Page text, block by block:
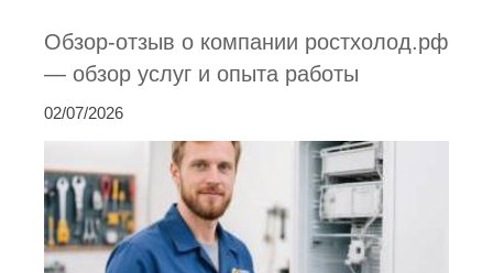
Обзор-отзыв о компании ростхолод.рф
— обзор услуг и опыта работы
02/07/2026